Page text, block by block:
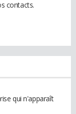
contacts.
qui n'apparaît